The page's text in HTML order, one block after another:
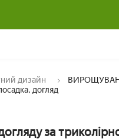
дизайн
догляд
за